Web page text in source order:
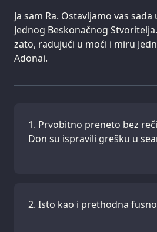
Ja sam Ra. Ostavljamo vas
Jednog Beskonačnog
zato, radujući u moći i miru
Adonai.
Prvobitno preneto bez
Don su ispravili grešku u
Isto kao i prethodna